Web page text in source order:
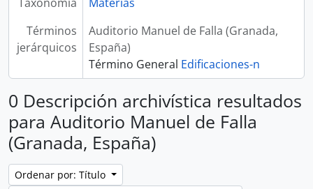
Términos
jerárquicos
Auditorio Manuel de Falla (Granada,
España)
Término General Edificaciones-n
0 Descripción archivística resultados
para Auditorio Manuel de Falla
(Granada, España)
Ordenar por: Título